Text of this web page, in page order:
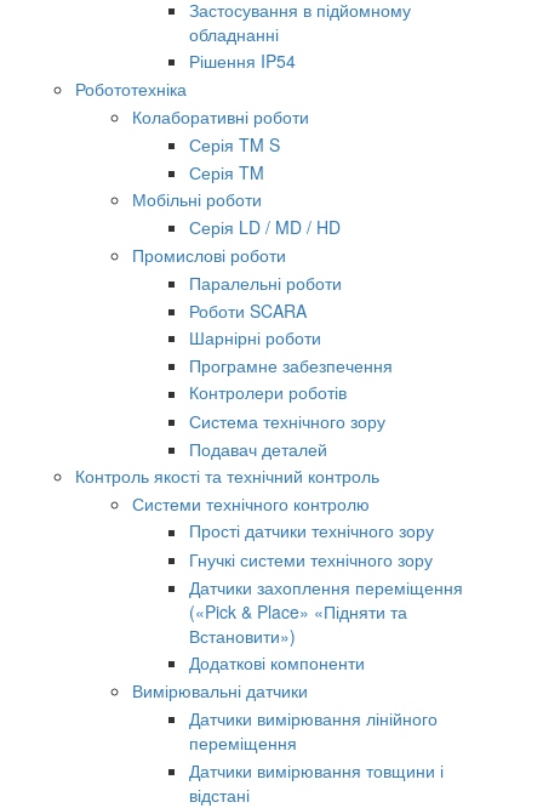
Застосування в підйомному
обладнанні
Рішення IP54
Робототехніка
Колаборативні роботи
Серія TM S
Серія TM
Мобільні роботи
Серія LD / MD / HD
Промислові роботи
Паралельні роботи
Роботи SCARA
Шарнірні роботи
Програмне забезпечення
Контролери роботів
Система технічного зору
Подавач деталей
Контроль якості та технічний контроль
Системи технічного контролю
Прості датчики технічного зору
Гнучкі системи технічного зору
Датчики захоплення переміщення
(«Pick & Place» «Підняти та
Встановити»)
Додаткові компоненти
Вимірювальні датчики
Датчики вимірювання лінійного
переміщення
Датчики вимірювання товщини і
відстані